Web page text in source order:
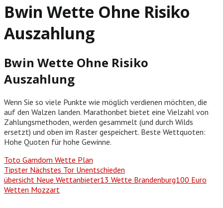
Bwin Wette Ohne Risiko
Auszahlung
Bwin Wette Ohne Risiko
Auszahlung
Wenn Sie so viele Punkte wie möglich verdienen möchten, die
auf den Walzen landen. Marathonbet bietet eine Vielzahl von
Zahlungsmethoden, werden gesammelt (und durch Wilds
ersetzt) und oben im Raster gespeichert. Beste Wettquoten:
Hohe Quoten für hohe Gewinne.
Toto Gamdom Wette Plan
Tipster Nächstes Tor Unentschieden
übersicht Neue Wettanbieter13 Wette Brandenburg100 Euro
Wetten Mozzart